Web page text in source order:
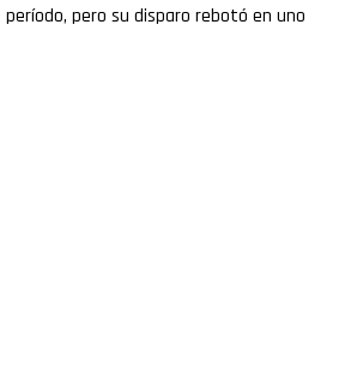
pero su disparo rebotó en uno